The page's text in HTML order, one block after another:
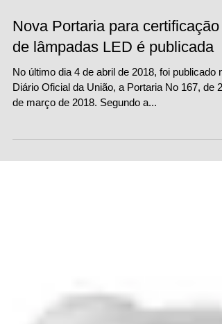
Nova Portaria para certificação
de lâmpadas LED é publicada
No último dia 4 de abril de 2018, foi publicado
Diário Oficial da União, a Portaria No 167, de 29